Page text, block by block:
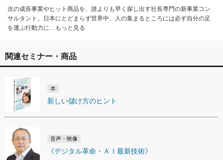
次の成長事業やヒット商品を、誰よりも早く探し出す社長専門の新事業コン
サルタント。日本にとどまらず世界中、人の集まるところには必ず自分の足
を運ぶ行動力に…もっと見る
関連セミナー・商品
本
新しい儲け方のヒント
音声・映像
《デジタル革命・ＡＩ最新技術》